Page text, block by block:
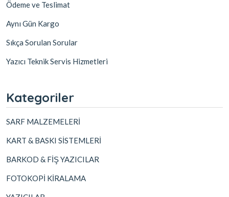
Ödeme ve Teslimat
Aynı Gün Kargo
Sıkça Sorulan Sorular
Yazıcı Teknik Servis Hizmetleri
Kategoriler
SARF MALZEMELERİ
KART & BASKI SİSTEMLERİ
BARKOD & FİŞ YAZICILAR
FOTOKOPİ KİRALAMA